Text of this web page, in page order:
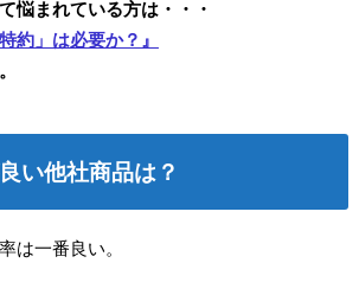
悩まれている方は・・・
約」は必要か？』
い他社商品は？
は一番良い。